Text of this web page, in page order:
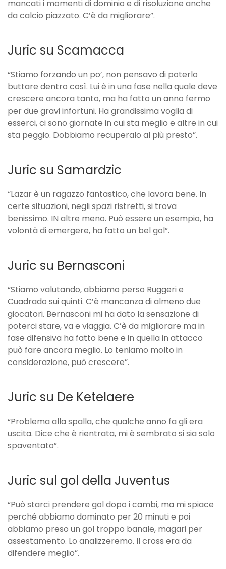
mancati i momenti di dominio e di risoluzione anche
da calcio piazzato. C’è da migliorare”.
Juric su Scamacca
“Stiamo forzando un po’, non pensavo di poterlo
buttare dentro così. Lui è in una fase nella quale deve
crescere ancora tanto, ma ha fatto un anno fermo
per due gravi infortuni. Ha grandissima voglia di
esserci, ci sono giornate in cui sta meglio e altre in cui
sta peggio. Dobbiamo recuperalo al più presto”.
Juric su Samardzic
“Lazar è un ragazzo fantastico, che lavora bene. In
certe situazioni, negli spazi ristretti, si trova
benissimo. IN altre meno. Può essere un esempio, ha
volontà di emergere, ha fatto un bel gol”.
Juric su Bernasconi
“Stiamo valutando, abbiamo perso Ruggeri e
Cuadrado sui quinti. C’è mancanza di almeno due
giocatori. Bernasconi mi ha dato la sensazione di
poterci stare, va e viaggia. C’è da migliorare ma in
fase difensiva ha fatto bene e in quella in attacco
può fare ancora meglio. Lo teniamo molto in
considerazione, può crescere”.
Juric su De Ketelaere
“Problema alla spalla, che qualche anno fa gli era
uscita. Dice che è rientrata, mi è sembrato si sia solo
spaventato”.
Juric sul gol della Juventus
“Può starci prendere gol dopo i cambi, ma mi spiace
perché abbiamo dominato per 20 minuti e poi
abbiamo preso un gol troppo banale, magari per
assestamento. Lo analizzeremo. Il cross era da
difendere meglio”.